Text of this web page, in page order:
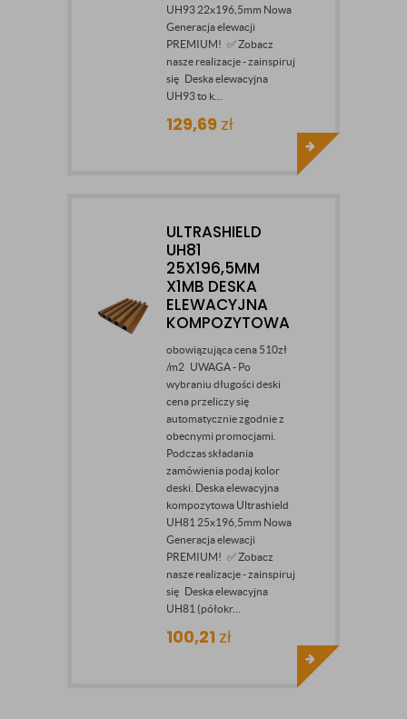
UH93 22x196,5mm Nowa
Generacja elewacji
PREMIUM! ✅ Zobacz
nasze realizacje - zainspiruj
się Deska elewacyjna
UH93 to k...
129,69 zł
ULTRASHIELD
UH81
25X196,5MM
X1MB DESKA
ELEWACYJNA
KOMPOZYTOWA
obowiązująca cena 510zł
/m2 UWAGA - Po
wybraniu długości deski
cena przeliczy się
automatycznie zgodnie z
obecnymi promocjami.
Podczas składania
zamówienia podaj kolor
deski. Deska elewacyjna
kompozytowa Ultrashield
UH81 25x196,5mm Nowa
Generacja elewacji
PREMIUM! ✅ Zobacz
nasze realizacje - zainspiruj
się Deska elewacyjna
UH81 (półokr...
100,21 zł